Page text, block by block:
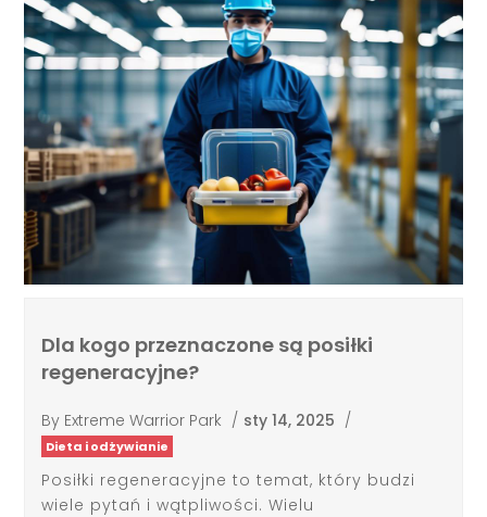
Dla kogo przeznaczone są posiłki
Extreme Warrior Park sty 14, 2025
Dieta i odżywianie
Posiłki regeneracyjne to temat, który budzi
wiele pytań i wątpliwości. Wielu
pracowników...